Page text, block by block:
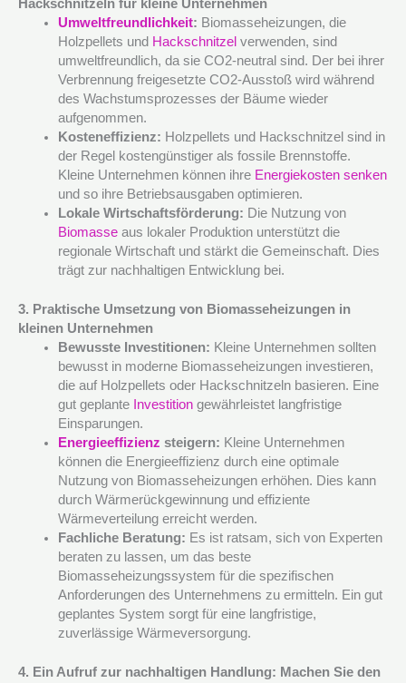
Hackschnitzeln für kleine Unternehmen
Umweltfreundlichkeit: Biomasseheizungen, die
Holzpellets und Hackschnitzel verwenden, sind
umweltfreundlich, da sie CO2-neutral sind. Der bei ihrer
Verbrennung freigesetzte CO2-Ausstoß wird während
des Wachstumsprozesses der Bäume wieder
aufgenommen.
Kosteneffizienz: Holzpellets und Hackschnitzel sind in
der Regel kostengünstiger als fossile Brennstoffe.
Kleine Unternehmen können ihre Energiekosten senken
und so ihre Betriebsausgaben optimieren.
Lokale Wirtschaftsförderung: Die Nutzung von
Biomasseaus lokaler Produktion unterstützt die
regionale Wirtschaft und stärkt die Gemeinschaft. Dies
trägt zur nachhaltigen Entwicklung bei.
3. Praktische Umsetzung von Biomasseheizungen in
kleinen Unternehmen
Bewusste Investitionen: Kleine Unternehmen sollten
bewusst in moderne Biomasseheizungen investieren,
die auf Holzpellets oder Hackschnitzeln basieren. Eine
gut geplante Investitiongewährleistet langfristige
Einsparungen.
Energieeffizienz steigern: Kleine Unternehmen
können die Energieeffizienz durch eine optimale
Nutzung von Biomasseheizungen erhöhen. Dies kann
durch Wärmerückgewinnung und effiziente
Wärmeverteilung erreicht werden.
Fachliche Beratung: Es ist ratsam, sich von Experten
beraten zu lassen, um das beste
Biomasseheizungssystem für die spezifischen
Anforderungen des Unternehmens zu ermitteln. Ein gut
geplantes System sorgt für eine langfristige,
zuverlässige Wärmeversorgung.
4. Ein Aufruf zur nachhaltigen Handlung: Machen Sie den